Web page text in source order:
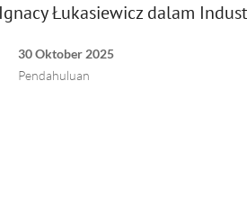
Łukasiewicz dalam
30 Oktober 2025
Pendahuluan